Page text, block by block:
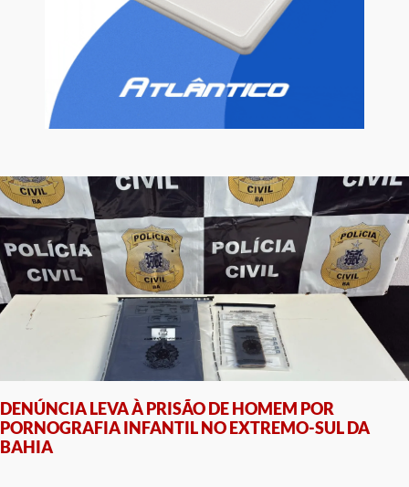
DENÚNCIA LEVA À PRISÃO DE HOMEM POR
PORNOGRAFIA INFANTIL NO EXTREMO-SUL DA
BAHIA